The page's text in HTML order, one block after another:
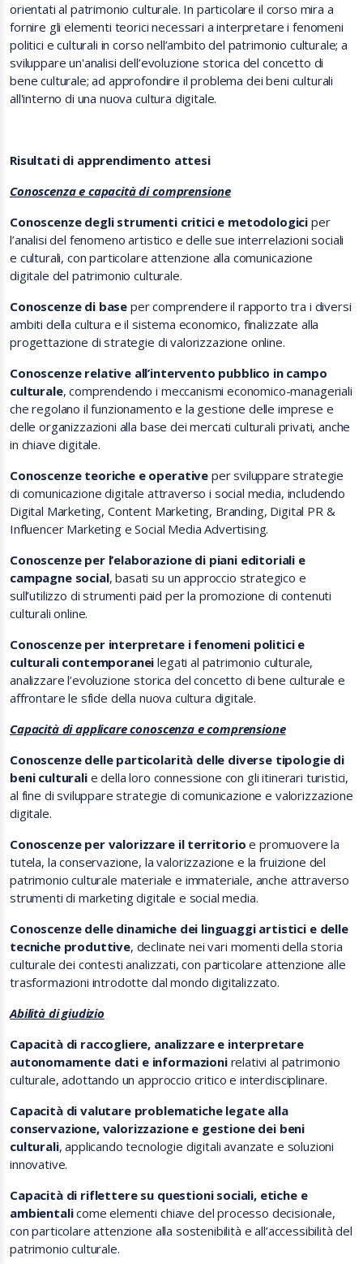
orientati al patrimonio culturale. In particolare il corso mira a
fornire gli elementi teorici necessari a interpretare i fenomeni
politici e culturali in corso nell’ambito del patrimonio culturale; a
sviluppare un'analisi dell’evoluzione storica del concetto di
bene culturale; ad approfondire il problema dei beni culturali
all'interno di una nuova cultura digitale.
Risultati di apprendimento attesi
Conoscenza e capacità di comprensione
Conoscenze degli strumenti critici e metodologici per
l’analisi del fenomeno artistico e delle sue interrelazioni sociali
e culturali, con particolare attenzione alla comunicazione
digitale del patrimonio culturale.
Conoscenze di base per comprendere il rapporto tra i diversi
ambiti della cultura e il sistema economico, finalizzate alla
progettazione di strategie di valorizzazione online.
Conoscenze relative all’intervento pubblico in campo
culturale, comprendendo i meccanismi economico-manageriali
che regolano il funzionamento e la gestione delle imprese e
delle organizzazioni alla base dei mercati culturali privati, anche
in chiave digitale.
Conoscenze teoriche e operative per sviluppare strategie
di comunicazione digitale attraverso i social media, includendo
Digital Marketing, Content Marketing, Branding, Digital PR &
Influencer Marketing e Social Media Advertising.
Conoscenze per l’elaborazione di piani editoriali e
campagne social, basati su un approccio strategico e
sull’utilizzo di strumenti paid per la promozione di contenuti
culturali online.
Conoscenze per interpretare i fenomeni politici e
culturali contemporanei legati al patrimonio culturale,
analizzare l’evoluzione storica del concetto di bene culturale e
affrontare le sfide della nuova cultura digitale.
Capacità di applicare conoscenza e comprensione
Conoscenze delle particolarità delle diverse tipologie di
beni culturalie della loro connessione con gli itinerari turistici,
al fine di sviluppare strategie di comunicazione e valorizzazione
digitale.
Conoscenze per valorizzare il territorio e promuovere la
tutela, la conservazione, la valorizzazione e la fruizione del
patrimonio culturale materiale e immateriale, anche attraverso
strumenti di marketing digitale e social media.
Conoscenze delle dinamiche dei linguaggi artistici e delle
tecniche produttive, declinate nei vari momenti della storia
culturale dei contesti analizzati, con particolare attenzione alle
trasformazioni introdotte dal mondo digitalizzato.
Abilità di giudizio
Capacità di raccogliere, analizzare e interpretare
autonomamente dati e informazionirelativi al patrimonio
culturale, adottando un approccio critico e interdisciplinare.
Capacità di valutare problematiche legate alla
conservazione, valorizzazione e gestione dei beni
culturali, applicando tecnologie digitali avanzate e soluzioni
innovative.
Capacità di riflettere su questioni sociali, etiche e
ambientalicome elementi chiave del processo decisionale,
con particolare attenzione alla sostenibilità e all’accessibilità del
patrimonio culturale.